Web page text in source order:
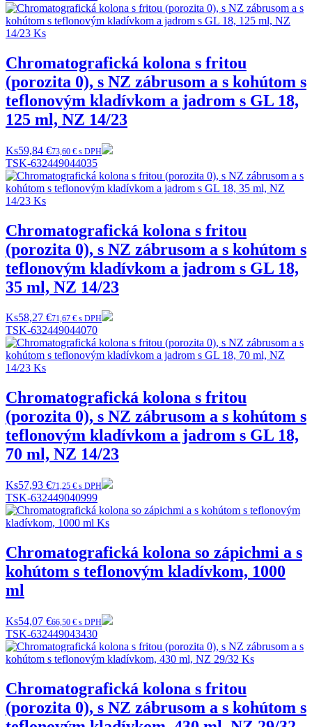
Chromatografická kolona s fritou
(porozita 0), s NZ zábrusom a s kohútom s
teflonovým kladívkom a jadrom s GL 18,
125 ml, NZ 14/23
Ks59,84 €73,60 € s DPH
TSK-632449044035
Chromatografická kolona s fritou
(porozita 0), s NZ zábrusom a s kohútom s
teflonovým kladívkom a jadrom s GL 18,
35 ml, NZ 14/23
Ks58,27 €71,67 € s DPH
TSK-632449044070
Chromatografická kolona s fritou
(porozita 0), s NZ zábrusom a s kohútom s
teflonovým kladívkom a jadrom s GL 18,
70 ml, NZ 14/23
Ks57,93 €71,25 € s DPH
TSK-632449040999
Chromatografická kolona so zápichmi a s
kohútom s teflonovým kladívkom, 1000
ml
Ks54,07 €66,50 € s DPH
TSK-632449043430
Chromatografická kolona s fritou
(porozita 0), s NZ zábrusom a s kohútom s